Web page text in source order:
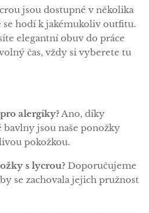
jsou dostupné v několika
hodí k jakémukoliv outfitu.
elegantní obuv do práce
čas, vždy si vyberete tu
alergiky?Ano, díky
jsou naše ponožky
pokožkou.
s lycrou? Doporučujeme
se zachovala jejich pružnost